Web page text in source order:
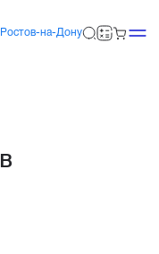
Ростов-на-Дону